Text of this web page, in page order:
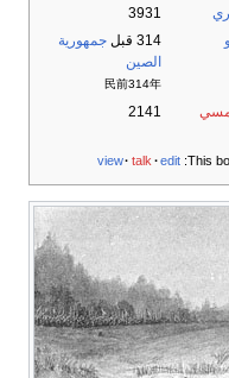
3931
314 قبل
جمهورية
الصين
民前314年
2141
This
view talk edit